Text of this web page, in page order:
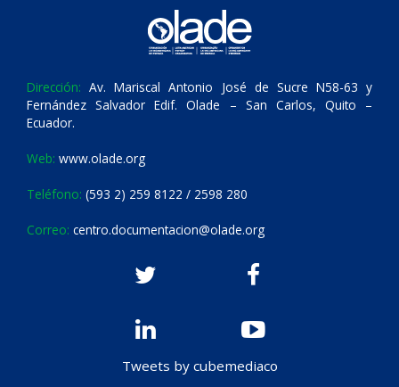
Dirección: Av. Mariscal Antonio José de Sucre N58-63 y
Fernández Salvador Edif. Olade – San Carlos, Quito –
Ecuador.
Web: www.olade.org
Teléfono: (593 2) 259 8122 / 2598 280
Correo: centro.documentacion@olade.org
Tweets by cubemediaco